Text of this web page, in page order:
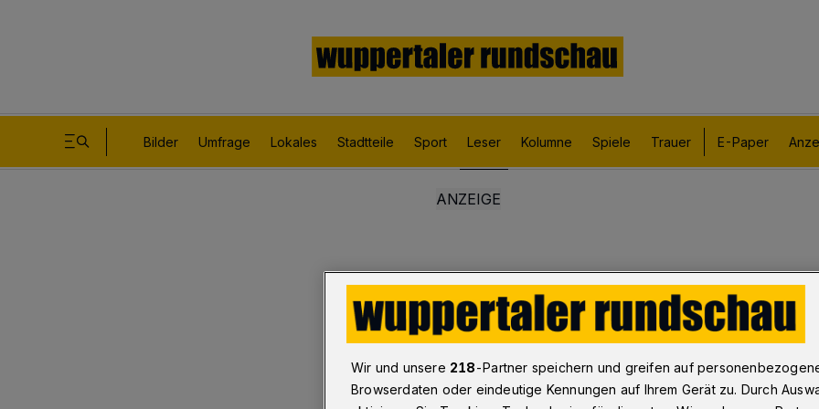
Bilder Umfrage Lokales Stadtteile Sport Leser Kolumne Spiele Trauer E-Paper
Wir und unsere 218-Partner speichern und greifen auf
Browserdaten oder eindeutige Kennungen auf Ihrem Gerät zu. Durch